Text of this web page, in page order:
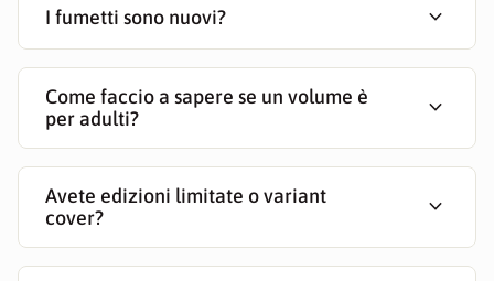
I fumetti sono nuovi? expand_more
Come faccio a sapere se un volume è
per adulti?
expand_more
Avete edizioni limitate o variant
cover?
expand_more